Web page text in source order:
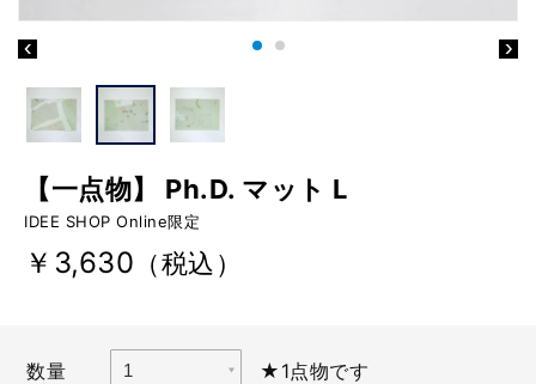
【一点物】 Ph.D. マット L
IDEE SHOP Online限定
￥3,630 （税込）
数量 ★1点物です